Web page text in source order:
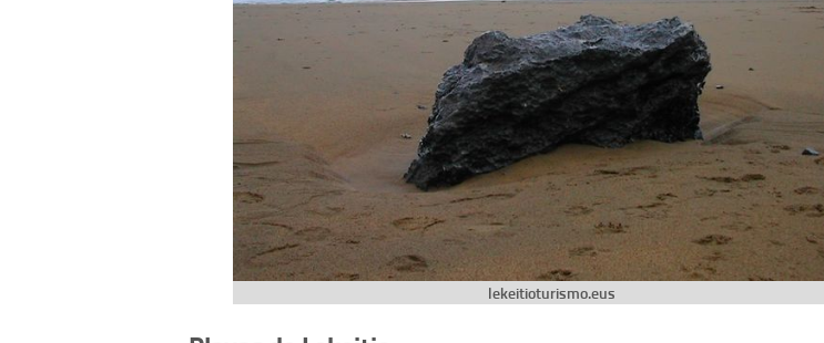
lekeitioturismo.eus